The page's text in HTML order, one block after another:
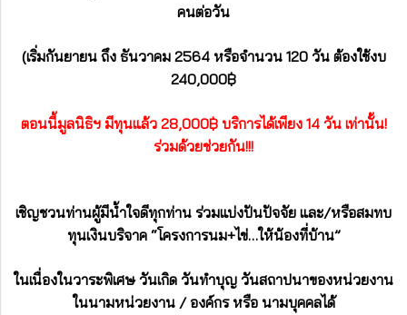
คนต่อวัน
(เริ่มกันยายน ถึง ธันวาคม 2564 หรือจำนวน 120 วัน ต้องใช้งบ
240,000฿
ตอนนี้มูลนิธิฯ มีทุนแล้ว 28,000฿ บริการได้เพียง 14 วัน เท่านั้น!
ร่วมด้วยช่วยกัน!!!
เชิญชวนท่านผู้มีน้ำใจดีทุกท่าน ร่วมแบ่งปันปัจจัย และ/หรือสมทบ
ทุนเงินบริจาค “โครงการนม+ไข่…ให้น้องที่บ้าน”
ในเนื่องในวาระพิเศษ วันเกิด วันทำบุญ วันสถาปนาของหน่วยงาน
ในนามหน่วยงาน / องค์กร หรือ นามบุคคลได้